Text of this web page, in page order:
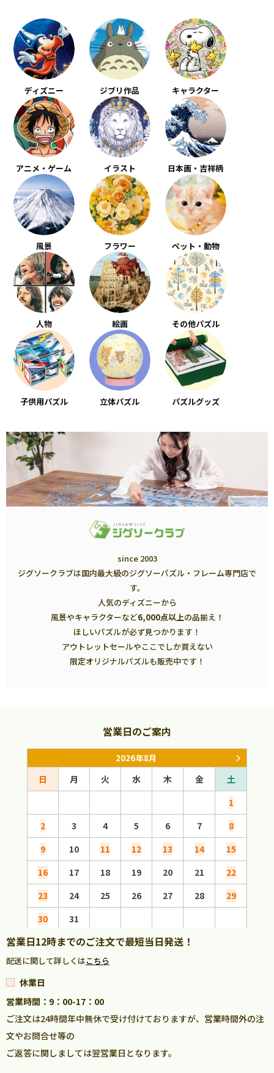
ディズニー ジブリ作品 キャラクター
アニメ・ゲーム イラスト 日本画・吉祥柄
風景 フラワー ペット・動物
人物 絵画 その他パズル
子供用パズル 立体パズル パズルグッズ
since 2003
ジグソークラブは国内最大級のジグソーパズル・フレーム専門店で
す。
人気のディズニーから
風景やキャラクターなど6,000点以上の品揃え！
ほしいパズルが必ず見つかります！
アウトレットセールやここでしか買えない
限定オリジナルパズルも販売中です！
営業日のご案内
2026年8月
日 月 火 水 木 金
土
1
2
3 4 5 6 7
8
9
10 11 12 13 14
15
16
17 18 19 20 21
22
23
24 25 26 27 28
29
30
31
営業日12時までのご注文で最短当日発送！
配送に関して詳しくはこちら
休業日
営業時間：9：00-17：00
ご注文は24時間年中無休で受け付けておりますが、営業時間外の注
文やお問合せ等の
ご返答に関しましては翌営業日となります。